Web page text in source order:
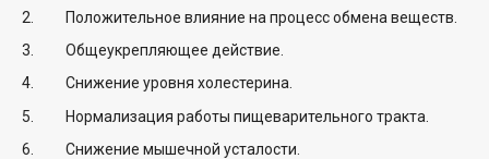
Положительное влияние на процесс обмена веществ.
Общеукрепляющее действие.
Снижение уровня холестерина.
Нормализация работы пищеварительного тракта.
Снижение мышечной усталости.